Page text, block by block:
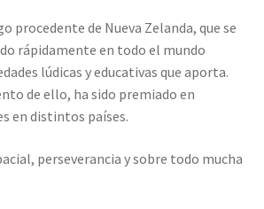
procedente de Nueva Zelanda, que se
rápidamente en todo el mundo
lúdicas y educativas que aporta.
de ello, ha sido premiado en
en distintos países.
perseverancia y sobre todo mucha